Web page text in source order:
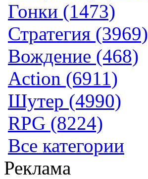
Гонки (1473)
Стратегия (3969)
Вождение (468)
Action (6911)
Шутер (4990)
RPG (8224)
Все категории
Реклама